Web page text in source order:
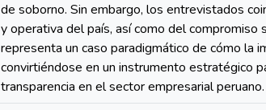
de soborno. Sin embargo, los entrevistados
y operativa del país, así como del
representa un caso paradigmático de cómo la
convirtiéndose en un instrumento estratégico
transparencia en el sector empresarial peruano.